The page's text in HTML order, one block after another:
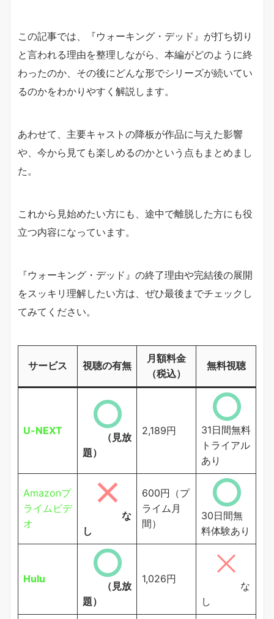
この記事では、『ウォーキング・デッド』が打ち切り
と言われる理由を整理しながら、本編がどのように終
わったのか、その後にどんな形でシリーズが続いてい
るのかをわかりやすく解説します。
あわせて、主要キャストの降板が作品に与えた影響
や、今から見ても楽しめるのかという点もまとめまし
た。
これから見始めたい方にも、途中で離脱した方にも役
立つ内容になっています。
『ウォーキング・デッド』の終了理由や完結後の展開
をスッキリ理解したい方は、ぜひ最後までチェックし
てみてください。
サービス 視聴の有無
月額料金
（税込）
無料視聴
U-NEXT
（見放
題）
2,189円
31日間無料
トライアル
あり
Amazonプ
ライムビデ
オ
な
し
600円（プ
ライム月
間）
30日間無
料体験あり
Hulu
（見放
題）
1,026円
な
し